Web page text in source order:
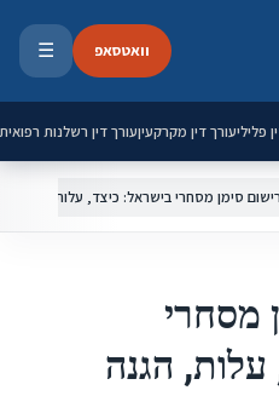
וואטסאפ ☰
פליליעורך דין מקרקעיןעורך דין רשלנות רפואית
רישום סימן מסחרי בישראל: כיצד, עלות, הגנה
מסחרי
הגנה